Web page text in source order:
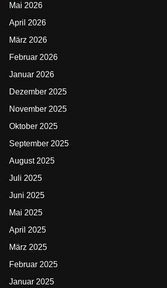
Mai 2026
April 2026
März 2026
Februar 2026
Januar 2026
Dezember 2025
November 2025
Oktober 2025
September 2025
August 2025
Juli 2025
Juni 2025
Mai 2025
April 2025
März 2025
Februar 2025
Januar 2025